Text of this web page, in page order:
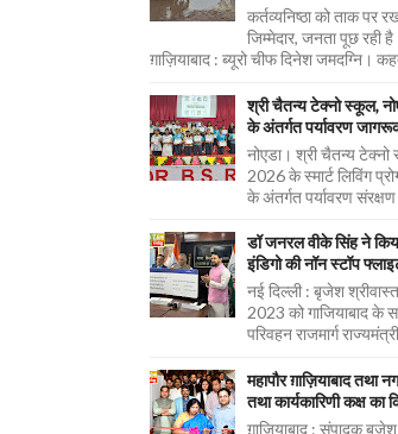
कर्तव्यनिष्ठा को ताक पर
जिम्मेदार, जनता पूछ रही है
ग़ाज़ियाबाद : ब्यूरो चीफ दिनेश जमदग्नि।
श्री चैतन्य टेक्नो स्कूल,
के अंतर्गत पर्यावरण
नोएडा। श्री चैतन्य
2026 के स्मार्ट लिविंग
के अंतर्गत पर्यावरण
डॉ जनरल वीके सिंह ने
इंडिगो की नॉन स्टॉप
नई दिल्ली : बृजेश
2023 को गाजियाबाद के
परिवहन राजमार्ग
महापौर ग़ाज़ियाबाद
तथा कार्यकारिणी कक्ष का
ग़ाज़ियाबाद : संपादक बृजेश